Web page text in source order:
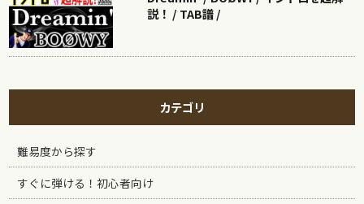
説！ / TAB譜 /
カテゴリ
難易度から探す
すぐに弾ける！初心者向け